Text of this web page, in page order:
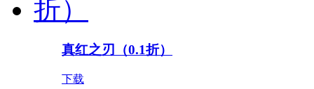
真红之刃（0.1折）
下载